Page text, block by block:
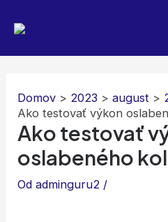
Domov 2023 august
Ako testovať výkon
Ako testovať
oslabeného
Od adminguru2 /